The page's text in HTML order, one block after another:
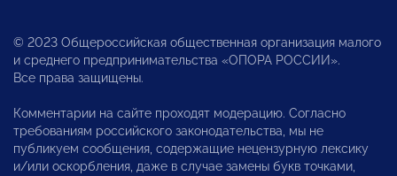
© 2023 Общероссийская общественная организация малого
и среднего предпринимательства «ОПОРА РОССИИ».
Все права защищены.
Комментарии на сайте проходят модерацию. Согласно
требованиям российского законодательства, мы не
публикуем сообщения, содержащие нецензурную лексику
и/или оскорбления, даже в случае замены букв точками,